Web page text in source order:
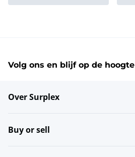
Boor- & deuvelmachines
Volg ons en blijf op de hoogte
Over Surplex
Buy or sell